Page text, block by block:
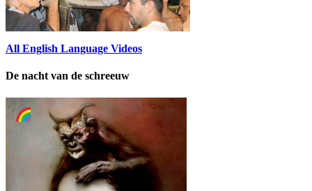
All English Language Videos
De nacht van de schreeuw